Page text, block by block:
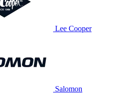
Lee Cooper
Salomon